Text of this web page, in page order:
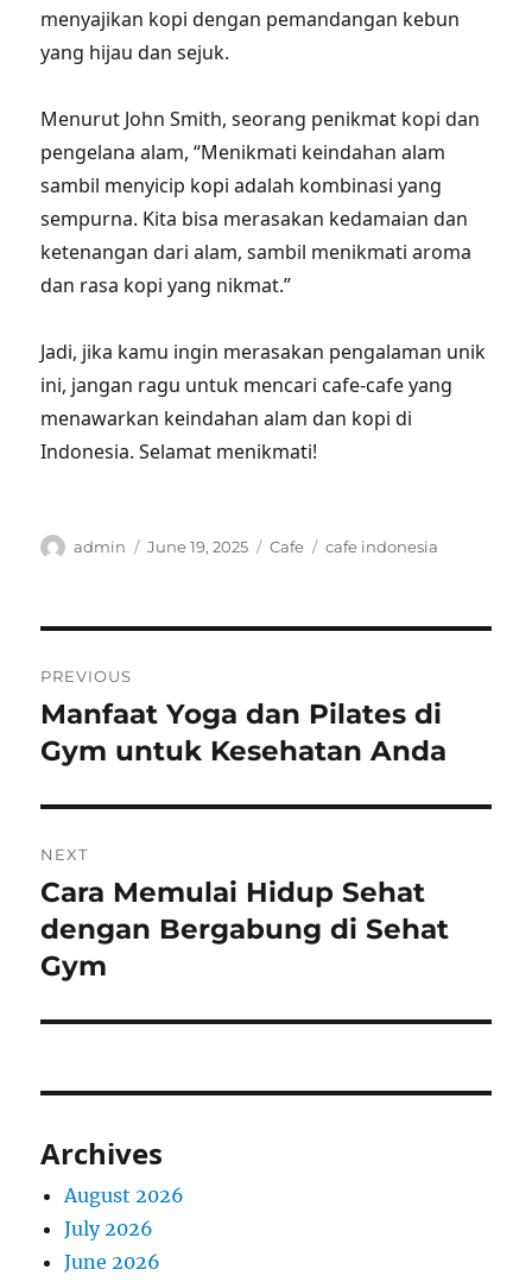
menyajikan kopi dengan pemandangan kebun
yang hijau dan sejuk.
Menurut John Smith, seorang penikmat kopi dan
pengelana alam, “Menikmati keindahan alam
sambil menyicip kopi adalah kombinasi yang
sempurna. Kita bisa merasakan kedamaian dan
ketenangan dari alam, sambil menikmati aroma
dan rasa kopi yang nikmat.”
Jadi, jika kamu ingin merasakan pengalaman unik
ini, jangan ragu untuk mencari cafe-cafe yang
menawarkan keindahan alam dan kopi di
Indonesia. Selamat menikmati!
Author
admin
Posted
June 19, 2025 Categories
Cafe Tags
cafe indonesia
navigation
PREVIOUS
Previous
post:
Manfaat Yoga dan Pilates di
Gym untuk Kesehatan Anda
NEXT
Next
post:
Cara Memulai Hidup Sehat
dengan Bergabung di Sehat
Gym
Archives
August 2026
July 2026
June 2026